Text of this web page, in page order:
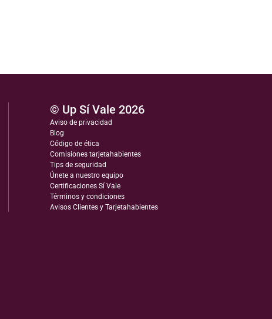
© Up Sí Vale 2026
Aviso de privacidad
Blog
Código de ética
Comisiones tarjetahabientes
Tips de seguridad
Únete a nuestro equipo
Certificaciones Sí Vale
Términos y condiciones
Avisos Clientes y Tarjetahabientes